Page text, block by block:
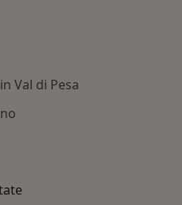
Val di Pesa